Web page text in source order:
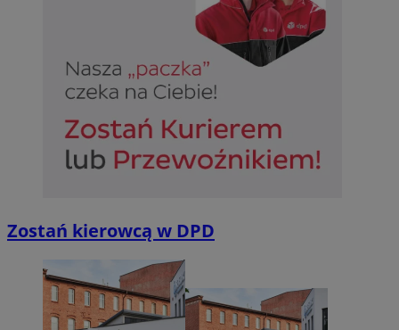
Zostań kierowcą w DPD